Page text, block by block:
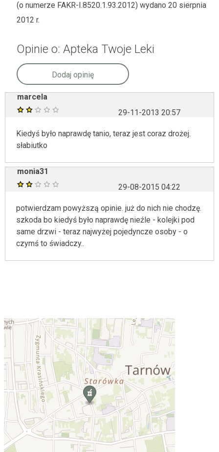
(o numerze FAKR-I.8520.1.93.2012) wydano 20 sierpnia
2012 r.
Opinie o: Apteka Twoje Leki
Dodaj opinię
marcela
29-11-2013 20:57
Kiedyś było naprawdę tanio, teraz jest coraz drożej.
słabiutko
monia31
29-08-2015 04:22
potwierdzam powyższą opinie. już do nich nie chodzę.
szkoda bo kiedyś było naprawdę nieźle - kolejki pod
same drzwi - teraz najwyżej pojedyncze osoby - o
czymś to świadczy..